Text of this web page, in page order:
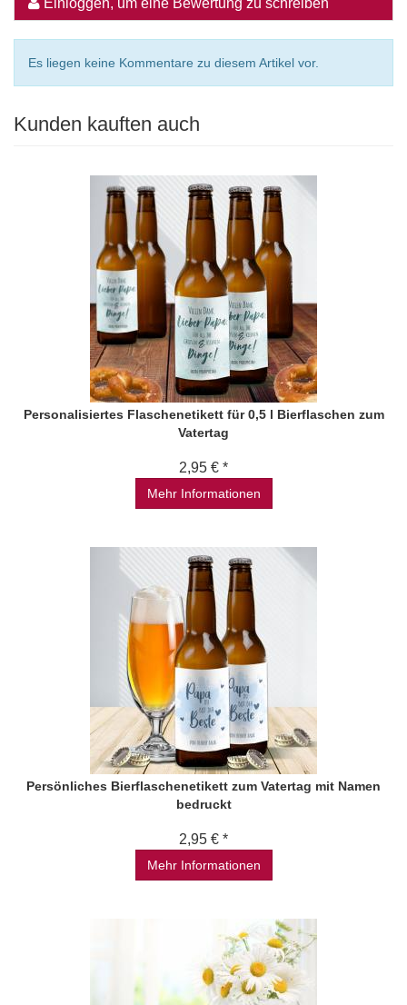
Einloggen, um eine Bewertung zu schreiben
Es liegen keine Kommentare zu diesem Artikel vor.
Kunden kauften auch
Personalisiertes Flaschenetikett für 0,5 l Bierflaschen zum
Vatertag
2,95 € *
Mehr Informationen
Persönliches Bierflaschenetikett zum Vatertag mit Namen
bedruckt
2,95 € *
Mehr Informationen